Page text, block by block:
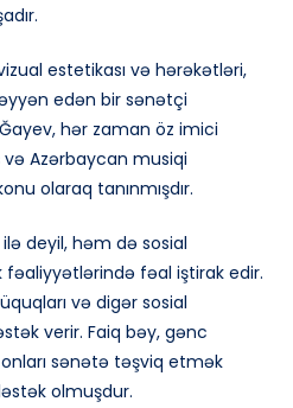
estetikası və hərəkətləri,
edən bir sənətçi
hər zaman öz imici
və Azərbaycan musiqi
olaraq tanınmışdır.
deyil, həm də sosial
fəal iştirak edir.
və digər sosial
verir. Faiq bəy, gənc
sənətə təşviq etmək
olmuşdur.